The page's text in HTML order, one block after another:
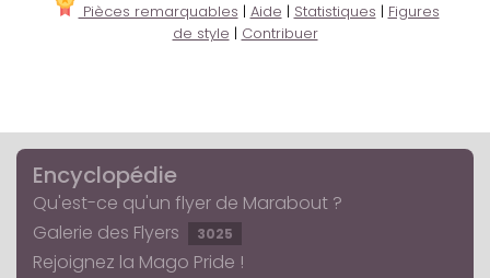
Pièces remarquables | Aide | Statistiques | Figures
de style | Contribuer
Encyclopédie
Qu'est-ce qu'un flyer de Marabout ?
Galerie des Flyers
3025
Rejoignez la Mago Pride !